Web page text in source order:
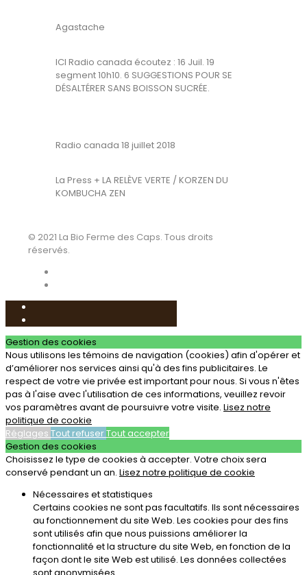
Agastache
ICI Radio canada écoutez : 16 Juil. 19
segment 10h10. 6 SUGGESTIONS POUR SE
DÉSALTÉRER SANS BOISSON SUCRÉE.
Radio canada 18 juillet 2018
La Press + LA RELÈVE VERTE / KORZEN DU
KOMBUCHA ZEN
© 2021 La Bio Ferme des Caps. Tous droits
réservés.
Gestion des cookies
Nous utilisons les témoins de navigation (cookies) afin d'opérer et
d’améliorer nos services ainsi qu'à des fins publicitaires. Le
respect de votre vie privée est important pour nous. Si vous n'êtes
pas à l'aise avec l'utilisation de ces informations, veuillez revoir
vos paramètres avant de poursuivre votre visite. Lisez notre
politique de cookie
Réglages Tout refuserTout accepter
Gestion des cookies
Choisissez le type de cookies à accepter. Votre choix sera
conservé pendant un an. Lisez notre politique de cookie
Nécessaires et statistiques
Certains cookies ne sont pas facultatifs. Ils sont nécessaires
au fonctionnement du site Web. Les cookies pour des fins
sont utilisés afin que nous puissions améliorer la
fonctionnalité et la structure du site Web, en fonction de la
façon dont le site Web est utilisé. Les données collectées